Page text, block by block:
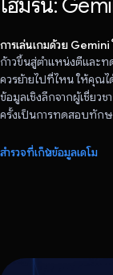
โฮมรัน:
การเล่นเกมด้วย
ก้าวขึ้นสู่ตำแหน่งตีและท
ควรย้ายไปที่ไหน ให้คุณ
ข้อมูลเชิงลึกจากผู้เชี่ยว
ครั้งเป็นการทดสอบทัก
สำรวจที่เก็บข้อมูลเดโม